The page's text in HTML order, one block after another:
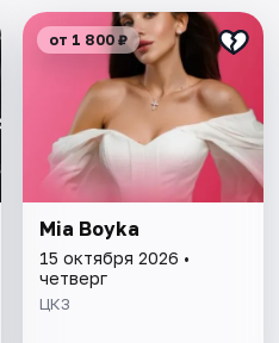
от 1 800 ₽
Mia Boyka
15 октября 2026 •
четверг
ЦКЗ